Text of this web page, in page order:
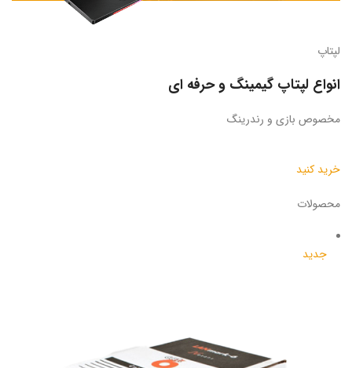
لپتاپ
انواع لپتاپ گیمینگ و حرفه ای
مخصوص بازی و رندرینگ
خرید کنید
محصولات
جدید